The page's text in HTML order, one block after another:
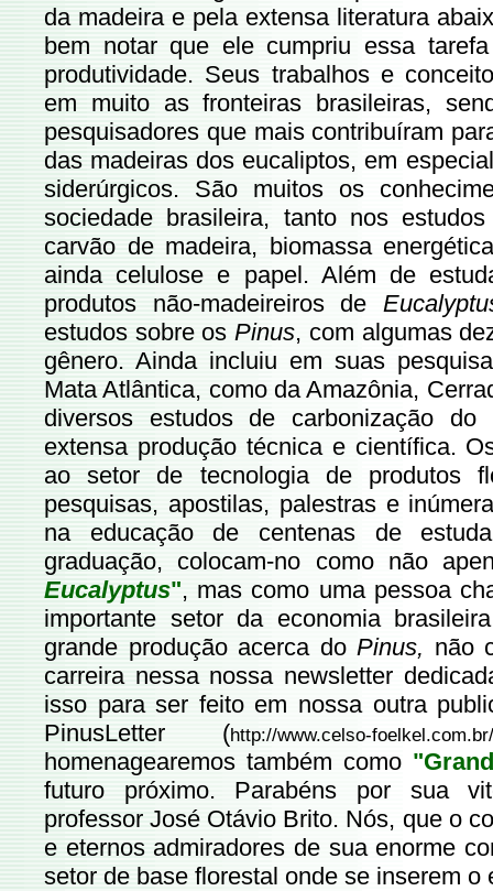
da madeira e pela extensa literatura
bem notar que ele cumpriu essa
produtividade. Seus trabalhos e
em muito as fronteiras brasileiras,
pesquisadores que mais contribuíram
das madeiras dos eucaliptos, em
siderúrgicos. São muitos os
sociedade brasileira, tanto nos
carvão de madeira, biomassa
ainda celulose e papel. Além de
produtos não-madeireiros de
estudos sobre osPinus, com algumas
gênero. Ainda incluiu em suas
Mata Atlântica, como da Amazônia,
diversos estudos de carbonização
extensa produção técnica e científica.
ao setor de tecnologia de produtos
pesquisas, apostilas, palestras e
na educação de centenas de
graduação, colocam-no como não
Eucalyptus", mas como uma pessoa
importante setor da economia
grande produção acerca doPinus, não
carreira nessa nossa newsletter
isso para ser feito em nossa outra
PinusLetter (http://www.celso-
homenagearemos também como
futuro próximo. Parabéns por sua
professor José Otávio Brito. Nós, que o
e eternos admiradores de sua enorme
setor de base florestal onde se inserem